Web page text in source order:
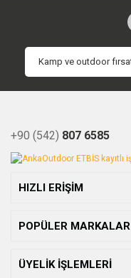
+90 (542) 807 6585
HIZLI ERİŞİM
POPÜLER MARKALAR
ÜYELİK İŞLEMLERİ